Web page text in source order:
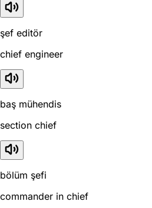
şef editör
chief engineer
baş mühendis
section chief
bölüm şefi
commander in chief